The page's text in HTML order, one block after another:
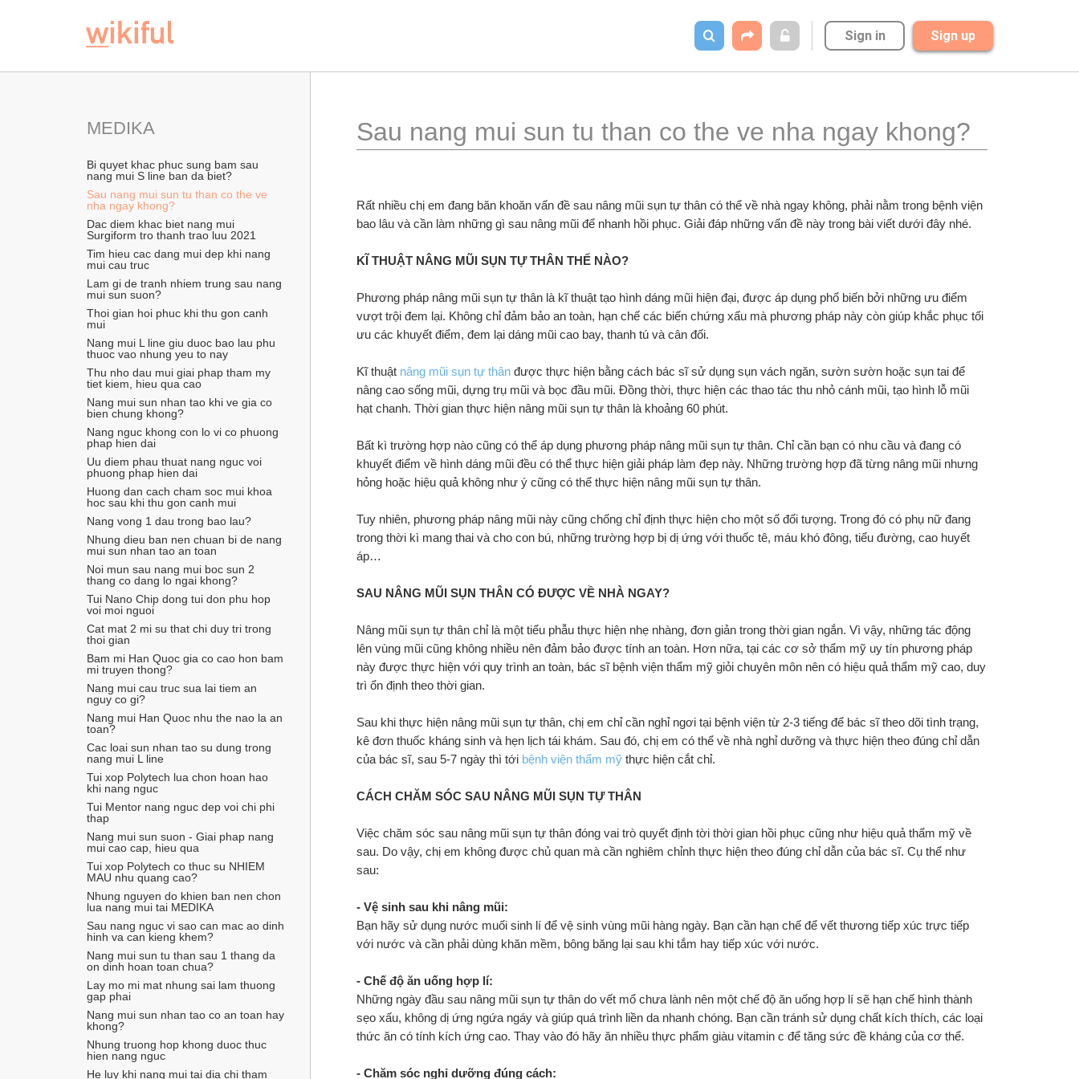
Sign in Sign up
MEDIKA
Bi quyet khac phuc sung bam sau
nang mui S line ban da biet?
Sau nang mui sun tu than co the ve
nha ngay khong?
Dac diem khac biet nang mui
Surgiform tro thanh trao luu 2021
Tim hieu cac dang mui dep khi nang
mui cau truc
Lam gi de tranh nhiem trung sau nang
mui sun suon?
Thoi gian hoi phuc khi thu gon canh
mui
Nang mui L line giu duoc bao lau phu
thuoc vao nhung yeu to nay
Thu nho dau mui giai phap tham my
tiet kiem, hieu qua cao
Nang mui sun nhan tao khi ve gia co
bien chung khong?
Nang nguc khong con lo vi co phuong
phap hien dai
Uu diem phau thuat nang nguc voi
phuong phap hien dai
Huong dan cach cham soc mui khoa
hoc sau khi thu gon canh mui
Nang vong 1 dau trong bao lau?
Nhung dieu ban nen chuan bi de nang
mui sun nhan tao an toan
Noi mun sau nang mui boc sun 2
thang co dang lo ngai khong?
Tui Nano Chip dong tui don phu hop
voi moi nguoi
Cat mat 2 mi su that chi duy tri trong
thoi gian
Bam mi Han Quoc gia co cao hon bam
mi truyen thong?
Nang mui cau truc sua lai tiem an
nguy co gi?
Nang mui Han Quoc nhu the nao la an
toan?
Cac loai sun nhan tao su dung trong
nang mui L line
Tui xop Polytech lua chon hoan hao
khi nang nguc
Tui Mentor nang nguc dep voi chi phi
thap
Nang mui sun suon - Giai phap nang
mui cao cap, hieu qua
Tui xop Polytech co thuc su NHIEM
MAU nhu quang cao?
Nhung nguyen do khien ban nen chon
lua nang mui tai MEDIKA
Sau nang nguc vi sao can mac ao dinh
hinh va can kieng khem?
Nang mui sun tu than sau 1 thang da
on dinh hoan toan chua?
Lay mo mi mat nhung sai lam thuong
gap phai
Nang mui sun nhan tao co an toan hay
khong?
Nhung truong hop khong duoc thuc
hien nang nguc
He luy khi nang mui tai dia chi tham
Sau nang mui sun tu than co the ve nha ngay khong?
Rất nhiều chị em đang băn khoăn vấn đề sau nâng mũi sụn tự thân có thể về nhà ngay không, phải nằm trong bệnh viện
bao lâu và cần làm những gì sau nâng mũi để nhanh hồi phục. Giải đáp những vấn đề này trong bài viết dưới đây nhé.
KĨ THUẬT NÂNG MŨI SỤN TỰ THÂN THẾ NÀO?
Phương pháp nâng mũi sụn tự thân là kĩ thuật tạo hình dáng mũi hiện đại, được áp dụng phổ biến bởi những ưu điểm
vượt trội đem lại. Không chỉ đảm bảo an toàn, hạn chế các biến chứng xấu mà phương pháp này còn giúp khắc phục tối
ưu các khuyết điểm, đem lại dáng mũi cao bay, thanh tú và cân đối.
Kĩ thuật nâng mũi sụn tự thân được thực hiện bằng cách bác sĩ sử dụng sụn vách ngăn, sườn sườn hoặc sụn tai để
nâng cao sống mũi, dựng trụ mũi và bọc đầu mũi. Đồng thời, thực hiện các thao tác thu nhỏ cánh mũi, tạo hình lỗ mũi
hạt chanh. Thời gian thực hiện nâng mũi sụn tự thân là khoảng 60 phút.
Bất kì trường hợp nào cũng có thể áp dụng phương pháp nâng mũi sụn tự thân. Chỉ cần bạn có nhu cầu và đang có
khuyết điểm về hình dáng mũi đều có thể thực hiện giải pháp làm đẹp này. Những trường hợp đã từng nâng mũi nhưng
hỏng hoặc hiệu quả không như ý cũng có thể thực hiện nâng mũi sụn tự thân.
Tuy nhiên, phương pháp nâng mũi này cũng chống chỉ định thực hiện cho một số đối tượng. Trong đó có phụ nữ đang
trong thời kì mang thai và cho con bú, những trường hợp bị dị ứng với thuốc tê, máu khó đông, tiểu đường, cao huyết
áp…
SAU NÂNG MŨI SỤN THÂN CÓ ĐƯỢC VỀ NHÀ NGAY?
Nâng mũi sụn tự thân chỉ là một tiểu phẫu thực hiện nhẹ nhàng, đơn giản trong thời gian ngắn. Vì vậy, những tác động
lên vùng mũi cũng không nhiều nên đảm bảo được tính an toàn. Hơn nữa, tại các cơ sở thẩm mỹ uy tín phương pháp
này được thực hiện với quy trình an toàn, bác sĩ bệnh viện thẩm mỹ giỏi chuyên môn nên có hiệu quả thẩm mỹ cao, duy
trì ổn định theo thời gian.
Sau khi thực hiện nâng mũi sụn tự thân, chị em chỉ cần nghỉ ngơi tại bệnh viện từ 2-3 tiếng để bác sĩ theo dõi tình trạng,
kê đơn thuốc kháng sinh và hẹn lịch tái khám. Sau đó, chị em có thể về nhà nghỉ dưỡng và thực hiện theo đúng chỉ dẫn
của bác sĩ, sau 5-7 ngày thì tới bệnh viện thẩm mỹ thực hiện cắt chỉ.
CÁCH CHĂM SÓC SAU NÂNG MŨI SỤN TỰ THÂN
Việc chăm sóc sau nâng mũi sụn tự thân đóng vai trò quyết định tời thời gian hồi phục cũng như hiệu quả thẩm mỹ về
sau. Do vậy, chị em không được chủ quan mà cần nghiêm chỉnh thực hiện theo đúng chỉ dẫn của bác sĩ. Cụ thể như
sau:
- Vệ sinh sau khi nâng mũi:
Bạn hãy sử dụng nước muối sinh lí để vệ sinh vùng mũi hàng ngày. Bạn cần hạn chế để vết thương tiếp xúc trực tiếp
với nước và cần phải dùng khăn mềm, bông băng lại sau khi tắm hay tiếp xúc với nước.
- Chế độ ăn uống hợp lí:
Những ngày đầu sau nâng mũi sụn tự thân do vết mổ chưa lành nên một chế độ ăn uống hợp lí sẽ hạn chế hình thành
sẹo xấu, không dị ứng ngứa ngáy và giúp quá trình liền da nhanh chóng. Bạn cần tránh sử dụng chất kích thích, các loại
thức ăn có tính kích ứng cao. Thay vào đó hãy ăn nhiều thực phẩm giàu vitamin c để tăng sức đề kháng của cơ thể.
- Chăm sóc nghỉ dưỡng đúng cách: